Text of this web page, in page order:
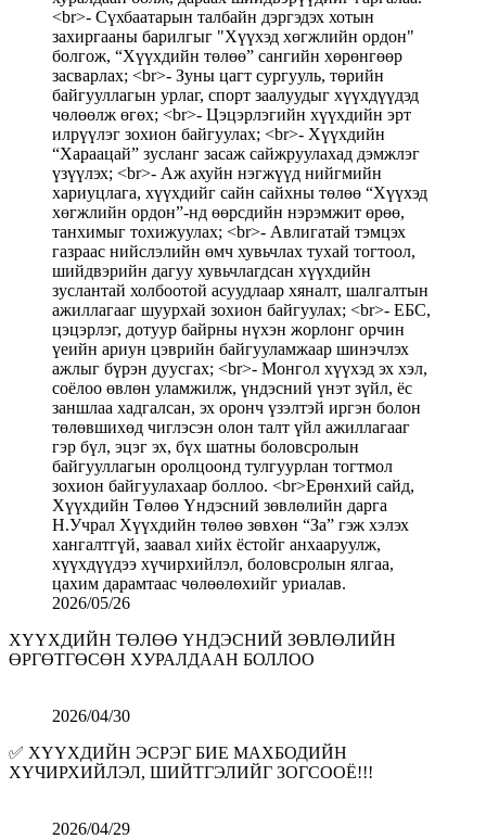
2026/05/26
ХҮҮХДИЙН ТӨЛӨӨ ҮНДЭСНИЙ ЗӨВЛӨЛИЙН
ӨРГӨТГӨСӨН ХУРАЛДААН БОЛЛОО
2026/04/30
✅ ХҮҮХДИЙН ЭСРЭГ БИЕ МАХБОДИЙН
ХҮЧИРХИЙЛЭЛ, ШИЙТГЭЛИЙГ ЗОГСООЁ!!!
2026/04/29